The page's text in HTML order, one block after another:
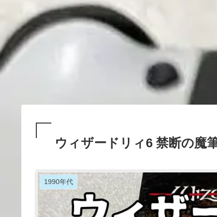
ウィザードリィ6 禁断の魔
1990年代